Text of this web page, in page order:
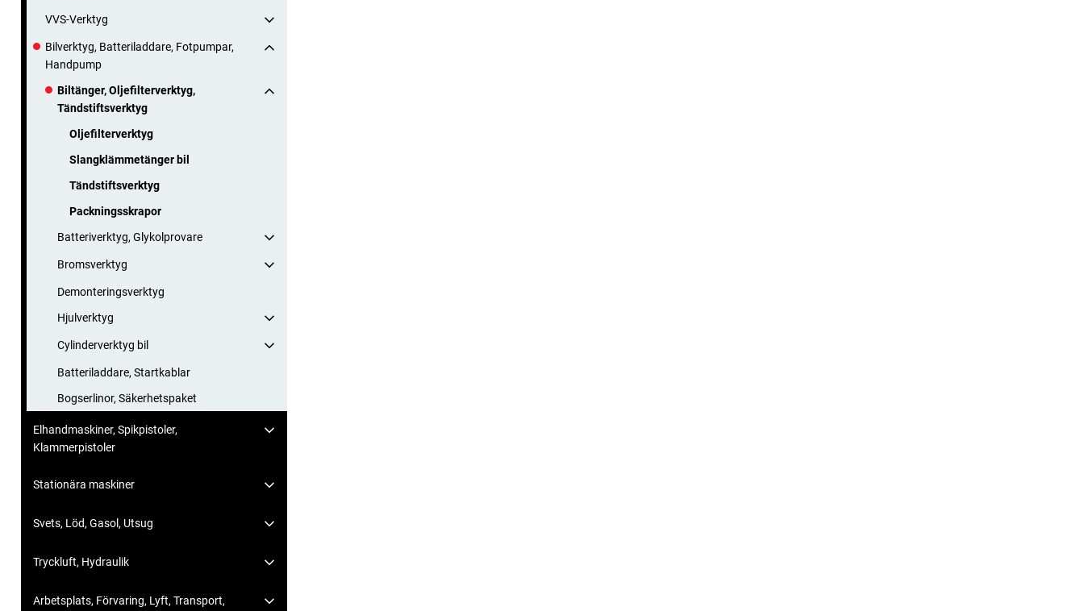
VVS-Verktyg
Bilverktyg, Batteriladdare, Fotpumpar,
Handpump
Biltänger, Oljefilterverktyg,
Tändstiftsverktyg
Oljefilterverktyg
Slangklämmetänger bil
Tändstiftsverktyg
Packningsskrapor
Batteriverktyg, Glykolprovare
Bromsverktyg
Demonteringsverktyg
Hjulverktyg
Cylinderverktyg bil
Batteriladdare, Startkablar
Bogserlinor, Säkerhetspaket
Elhandmaskiner, Spikpistoler,
Klammerpistoler
Stationära maskiner
Svets, Löd, Gasol, Utsug
Tryckluft, Hydraulik
Arbetsplats, Förvaring, Lyft, Transport,